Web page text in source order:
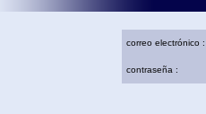
correo electrónico :
contraseña :